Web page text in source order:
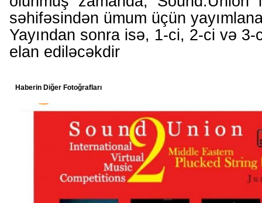
səhifəsindən ümum üçün
Yayından sonra isə, 1-ci, 2-ci və
elan ediləcəkdir
Haberin Diğer Fotoğrafları